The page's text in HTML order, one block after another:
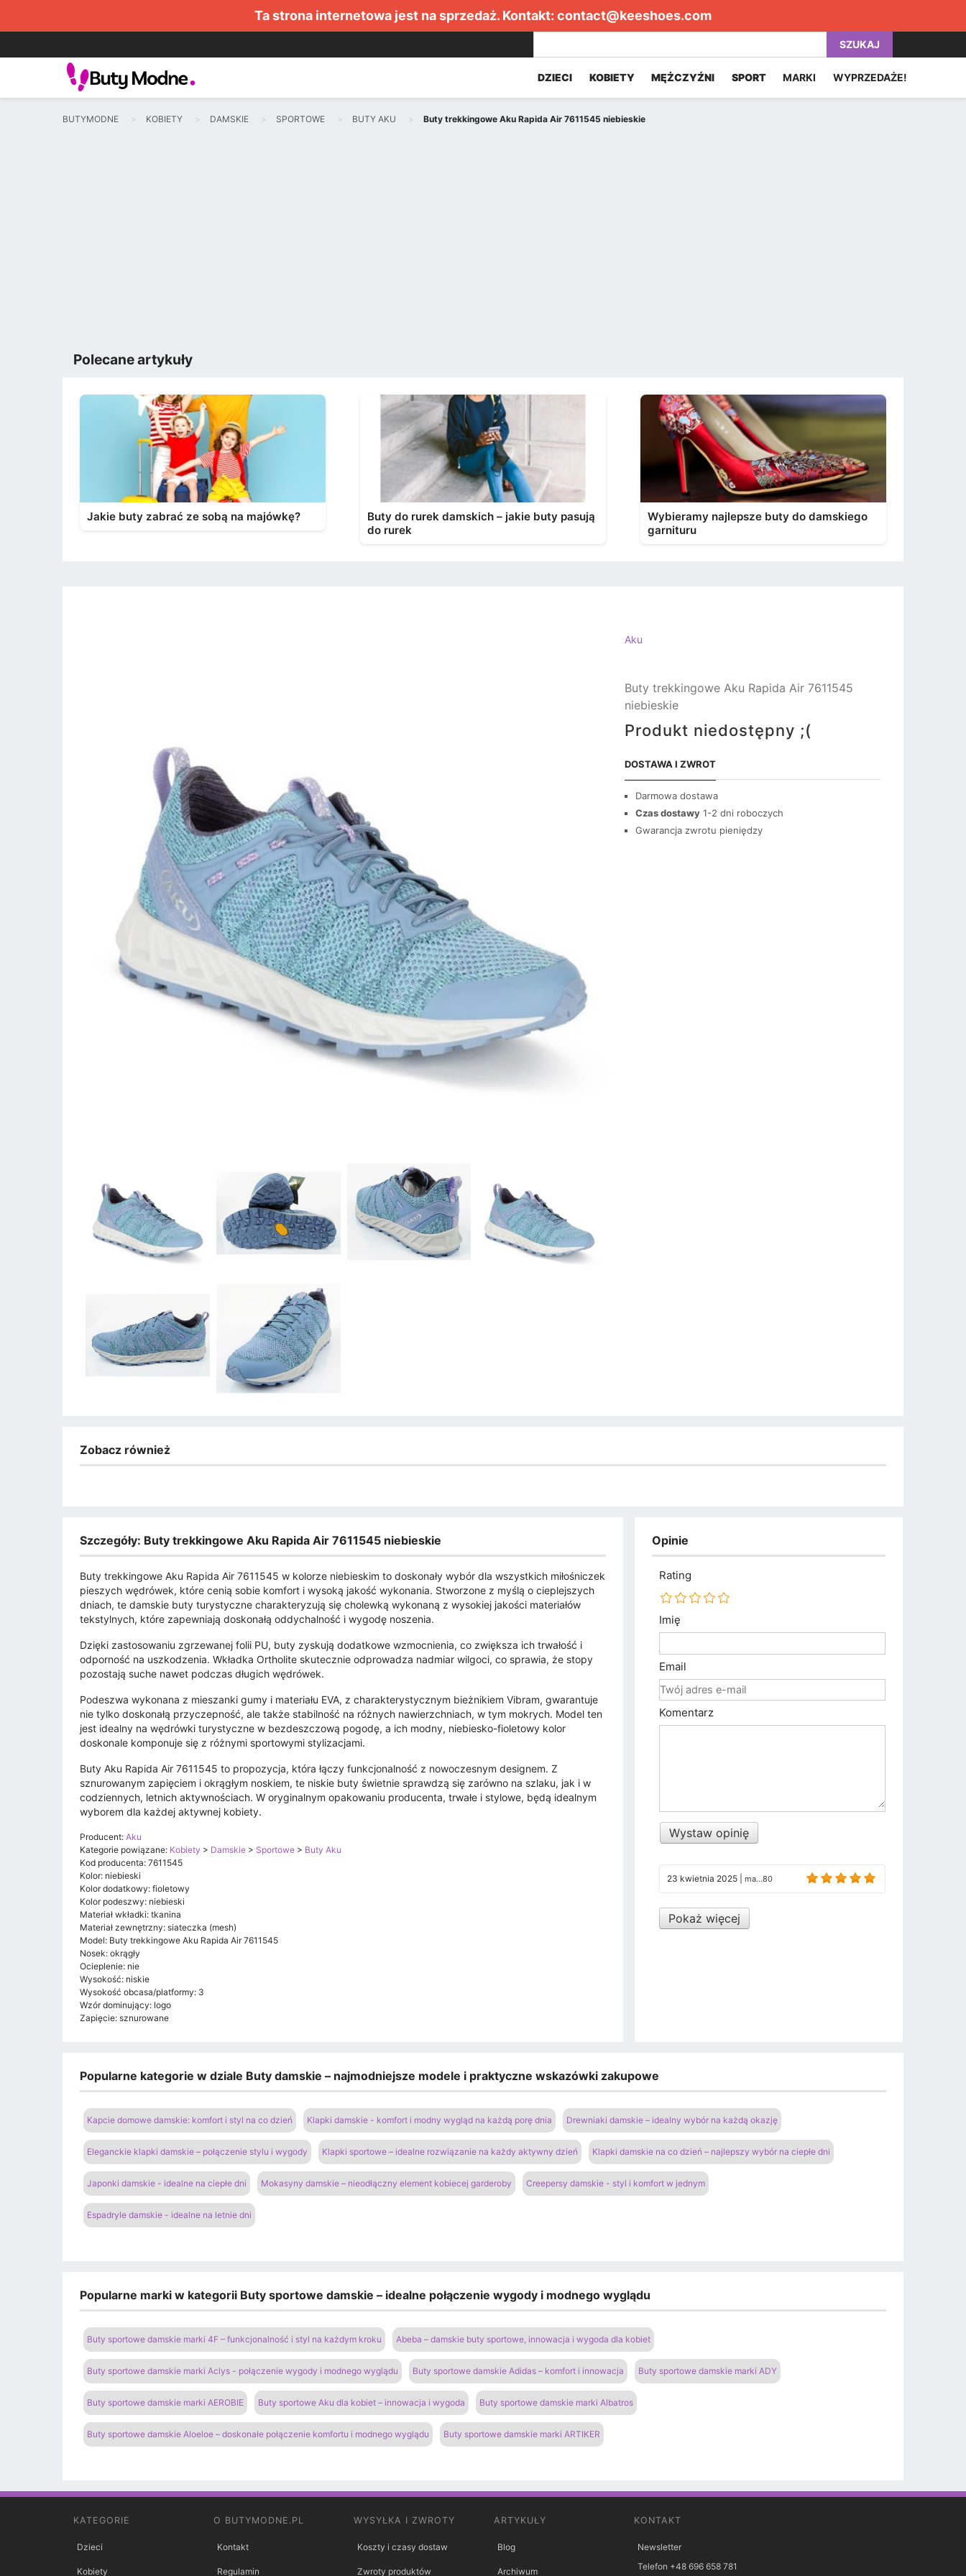
Ta strona internetowa jest na sprzedaż. Kontakt: contact@keeshoes.com
SZUKAJ
DZIECI KOBIETY MĘŻCZYŹNI SPORT MARKI WYPRZEDAŻE!
BUTYMODNE KOBIETY DAMSKIE SPORTOWE BUTY AKU Buty trekkingowe Aku Rapida Air 7611545 niebieskie
Polecane artykuły
Jakie buty zabrać ze sobą na majówkę?
Buty do rurek damskich – jakie buty pasują
do rurek
Wybieramy najlepsze buty do damskiego
garnituru
Aku
Buty trekkingowe Aku Rapida Air 7611545
niebieskie
Produkt niedostępny ;(
DOSTAWA I ZWROT
Darmowa dostawa
Czas dostawy 1-2 dni roboczych
Gwarancja zwrotu pieniędzy
Zobacz również
Szczegóły: Buty trekkingowe Aku Rapida Air 7611545 niebieskie
Buty trekkingowe Aku Rapida Air 7611545 w kolorze niebieskim to doskonały wybór dla wszystkich miłośniczek
pieszych wędrówek, które cenią sobie komfort i wysoką jakość wykonania. Stworzone z myślą o cieplejszych
dniach, te damskie buty turystyczne charakteryzują się cholewką wykonaną z wysokiej jakości materiałów
tekstylnych, które zapewniają doskonałą oddychalność i wygodę noszenia.
Dzięki zastosowaniu zgrzewanej folii PU, buty zyskują dodatkowe wzmocnienia, co zwiększa ich trwałość i
odporność na uszkodzenia. Wkładka Ortholite skutecznie odprowadza nadmiar wilgoci, co sprawia, że stopy
pozostają suche nawet podczas długich wędrówek.
Podeszwa wykonana z mieszanki gumy i materiału EVA, z charakterystycznym bieżnikiem Vibram, gwarantuje
nie tylko doskonałą przyczepność, ale także stabilność na różnych nawierzchniach, w tym mokrych. Model ten
jest idealny na wędrówki turystyczne w bezdeszczową pogodę, a ich modny, niebiesko-fioletowy kolor
doskonale komponuje się z różnymi sportowymi stylizacjami.
Buty Aku Rapida Air 7611545 to propozycja, która łączy funkcjonalność z nowoczesnym designem. Z
sznurowanym zapięciem i okrągłym noskiem, te niskie buty świetnie sprawdzą się zarówno na szlaku, jak i w
codziennych, letnich aktywnościach. W oryginalnym opakowaniu producenta, trwałe i stylowe, będą idealnym
wyborem dla każdej aktywnej kobiety.
Producent: Aku
Kategorie powiązane: Kobiety > Damskie > Sportowe > Buty Aku
Kod producenta: 7611545
Kolor: niebieski
Kolor dodatkowy: fioletowy
Kolor podeszwy: niebieski
Materiał wkładki: tkanina
Materiał zewnętrzny: siateczka (mesh)
Model: Buty trekkingowe Aku Rapida Air 7611545
Nosek: okrągły
Ocieplenie: nie
Wysokość: niskie
Wysokość obcasa/platformy: 3
Wzór dominujący: logo
Zapięcie: sznurowane
Opinie
Rating
Imię
Email
Komentarz
Wystaw opinię
23 kwietnia 2025 ma...80
Pokaż więcej
Popularne kategorie w dziale Buty damskie – najmodniejsze modele i praktyczne wskazówki zakupowe
Kapcie domowe damskie: komfort i styl na co dzień Klapki damskie - komfort i modny wygląd na każdą porę dnia Drewniaki damskie – idealny wybór na każdą okazję
Eleganckie klapki damskie – połączenie stylu i wygody Klapki sportowe – idealne rozwiązanie na każdy aktywny dzień Klapki damskie na co dzień – najlepszy wybór na ciepłe dni
Japonki damskie - idealne na ciepłe dni Mokasyny damskie – nieodłączny element kobiecej garderoby Creepersy damskie - styl i komfort w jednym
Espadryle damskie - idealne na letnie dni
Popularne marki w kategorii Buty sportowe damskie – idealne połączenie wygody i modnego wyglądu
Buty sportowe damskie marki 4F – funkcjonalność i styl na każdym kroku Abeba – damskie buty sportowe, innowacja i wygoda dla kobiet
Buty sportowe damskie marki Aclys - połączenie wygody i modnego wyglądu Buty sportowe damskie Adidas – komfort i innowacja Buty sportowe damskie marki ADY
Buty sportowe damskie marki AEROBIE Buty sportowe Aku dla kobiet – innowacja i wygoda Buty sportowe damskie marki Albatros
Buty sportowe damskie Aloeloe – doskonałe połączenie komfortu i modnego wyglądu Buty sportowe damskie marki ARTIKER
KATEGORIE
Dzieci
Kobiety
O BUTYMODNE.PL
Kontakt
Regulamin
WYSYŁKA I ZWROTY
Koszty i czasy dostaw
Zwroty produktów
ARTYKUŁY
Blog
Archiwum
KONTAKT
Newsletter
Telefon +48 696 658 781